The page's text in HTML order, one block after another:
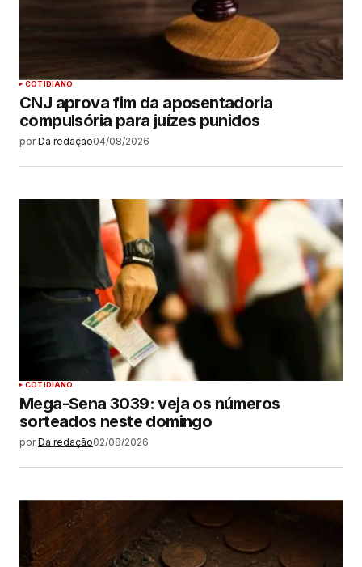
COTIDIANO
CNJ aprova fim da aposentadoria
compulsória para juízes punidos
por Da redação04/08/2026
COTIDIANO
Mega-Sena 3039: veja os números
sorteados neste domingo
por Da redação02/08/2026